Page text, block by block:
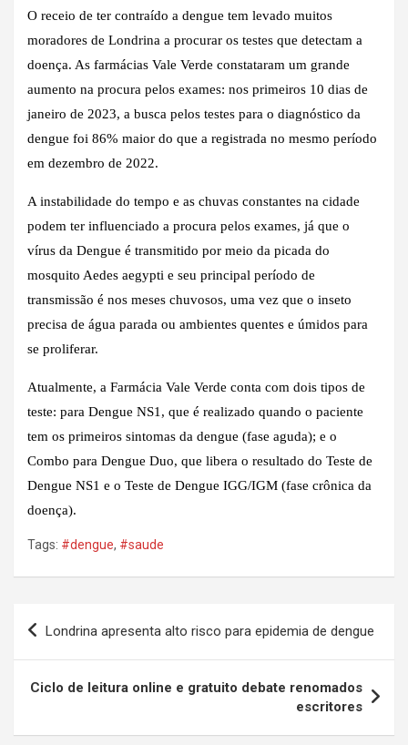
O receio de ter contraído a dengue tem levado muitos
moradores de Londrina a procurar os testes que detectam a
doença. As farmácias Vale Verde constataram um grande
aumento na procura pelos exames: nos primeiros 10 dias de
janeiro de 2023, a busca pelos testes para o diagnóstico da
dengue foi 86% maior do que a registrada no mesmo período
em dezembro de 2022.
A instabilidade do tempo e as chuvas constantes na cidade
podem ter influenciado a procura pelos exames, já que o
vírus da Dengue é transmitido por meio da picada do
mosquito Aedes aegypti e seu principal período de
transmissão é nos meses chuvosos, uma vez que o inseto
precisa de água parada ou ambientes quentes e úmidos para
se proliferar.
Atualmente, a Farmácia Vale Verde conta com dois tipos de
teste: para Dengue NS1, que é realizado quando o paciente
tem os primeiros sintomas da dengue (fase aguda); e o
Combo para Dengue Duo, que libera o resultado do Teste de
Dengue NS1 e o Teste de Dengue IGG/IGM (fase crônica da
doença).
Tags: #dengue, #saude
Londrina apresenta alto risco para epidemia de dengue
Ciclo de leitura online e gratuito debate renomados
escritores